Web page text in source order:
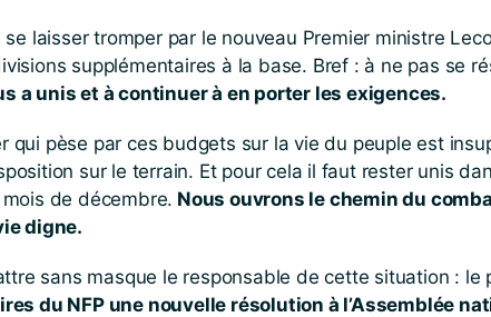
laisser tromper par le nouveau Premier ministre
supplémentaires à la base. Bref : à ne pas se
a unis et à continuer à en porter les exigences.
qui pèse par ces budgets sur la vie du peuple est
sur le terrain. Et pour cela il faut rester unis
mois de décembre. Nous ouvrons le chemin du
digne.
sans masque le responsable de cette situation : le
du NFP une nouvelle résolution à l’Assemblée